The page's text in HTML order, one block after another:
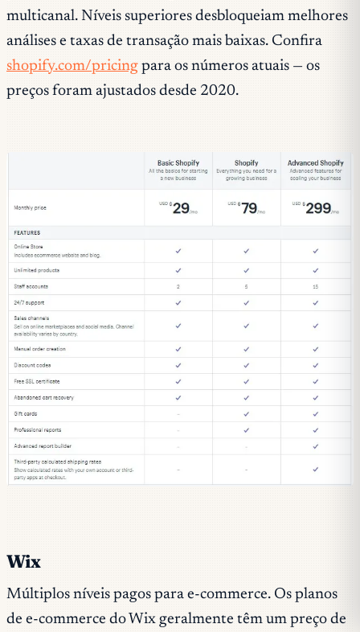
multicanal. Níveis superiores desbloqueiam melhores
análises e taxas de transação mais baixas. Confira
shopify.com/pricing para os números atuais — os
preços foram ajustados desde 2020.
Wix
Múltiplos níveis pagos para e-commerce. Os planos
de e-commerce do Wix geralmente têm um preço de